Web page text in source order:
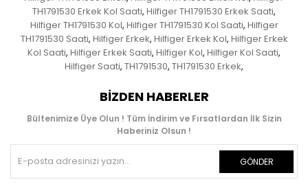
TH1791530 Erkek Kol Saati, Hilfiger TH1791530 Erkek Saati,
Hilfiger TH1791530 Kol, Hilfiger TH1791530 Kol Saati, Hilfiger
TH1791530 Saati, Hilfiger Erkek, Hilfiger Erkek Kol, Hilfiger Erkek
Kol Saati, Hilfiger Erkek Saati, Hilfiger Kol, Hilfiger Kol Saati,
Hilfiger Saati, TH1791530, TH1791530 Erkek,
BIZDEN HABERLER
Bültenimize Üye Olun ! Tüm İndirim ve Fırsatlardan İlk Sizin
Haberiniz Olsun !
GÖNDER